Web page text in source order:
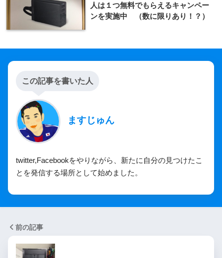
人は１つ無料でもらえるキャンペー
ンを実施中 （数に限りあり！？）
この記事を書いた人
ますじゅん
twitter,Facebookをやりながら、新たに自分の見つけたこ
とを発信する場所として始めました。
前の記事